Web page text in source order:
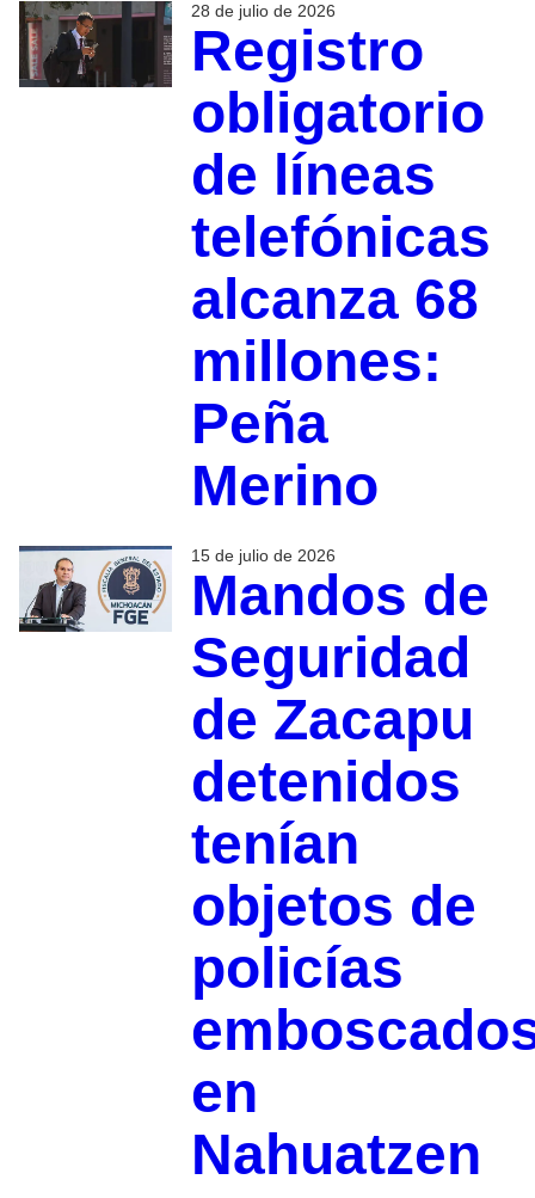
28 de julio de 2026
Registro
obligatorio
de líneas
telefónicas
alcanza 68
millones:
Peña
Merino
15 de julio de 2026
Mandos de
Seguridad
de Zacapu
detenidos
tenían
objetos de
policías
en
Nahuatzen